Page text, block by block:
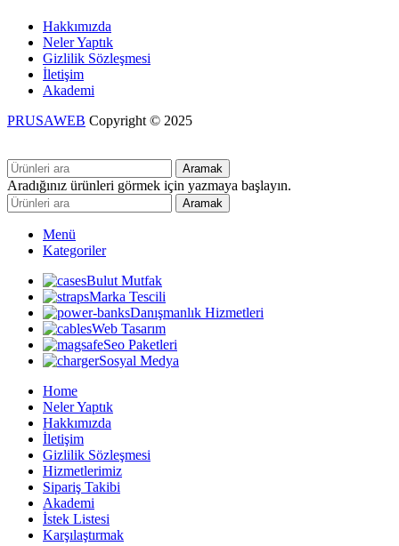
Hakkımızda
Neler Yaptık
Gizlilik Sözleşmesi
İletişim
Akademi
PRUSAWEB Copyright © 2025
Aramak
Aradığınız ürünleri görmek için yazmaya başlayın.
Aramak
Menü
Kategoriler
Bulut Mutfak
Marka Tescili
Danışmanlık Hizmetleri
Web Tasarım
Seo Paketleri
Sosyal Medya
Home
Neler Yaptık
Hakkımızda
İletişim
Gizlilik Sözleşmesi
Hizmetlerimiz
Sipariş Takibi
Akademi
İstek Listesi
Karşılaştırmak